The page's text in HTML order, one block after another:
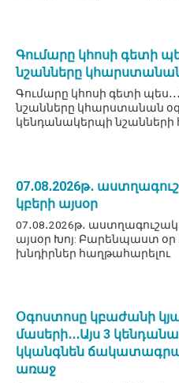
Գումարը կհոսի գետի
նշանները
Գումարը կհոսի գետի
նշանները կհարստանան
կենդանակերպի
07․08․2026թ․
կբերի այսօր
07․08․2026թ․
այսօր Խոյ: Բարենպաստ
խնդիրներ հաղթահարելու
Օգոստոսը կբաժանի
մասերի․․․Այս 3
կկանգնեն
առաջ